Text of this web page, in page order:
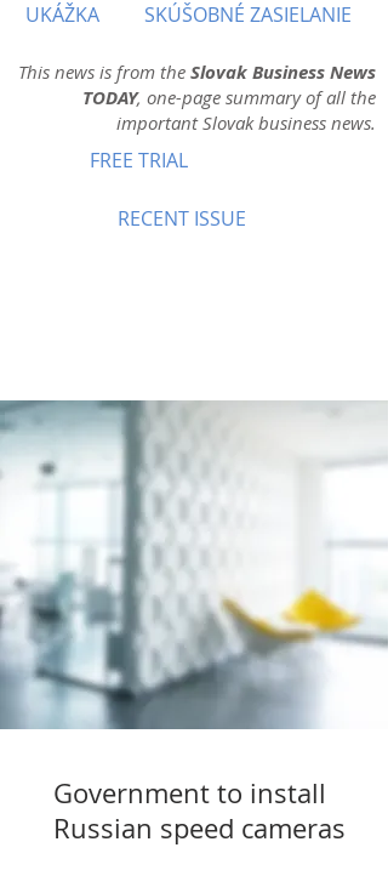
UKÁŽKA SKÚŠOBNÉ ZASIELANIE
This news is from the Slovak Business News
TODAY, one-page summary of all the
important Slovak business news.
FREE TRIAL
RECENT ISSUE
Government to install
Russian speed cameras